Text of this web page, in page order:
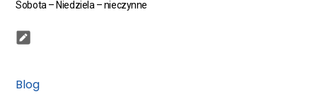
Sobota – Niedziela – nieczynne
Blog